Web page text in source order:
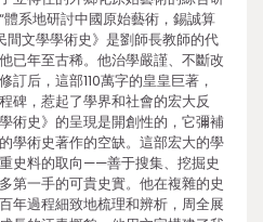
系地研討中國原始藝術，錫誠算
間文學學術史》是劉師長教師的代
已年至古稀。他治學嚴謹、不斷改
后，這部110萬字的皇皇巨著，
碑，惹起了學界和社會的宏大反
術史》的呈現是開創性的，它彌補
學術史著作的空缺。這部宏大的學
史料的取向——善于搜集、挖掘史
第一手的可貴史實。他在複雜的史
年過程細致地梳理和辨析，周全展